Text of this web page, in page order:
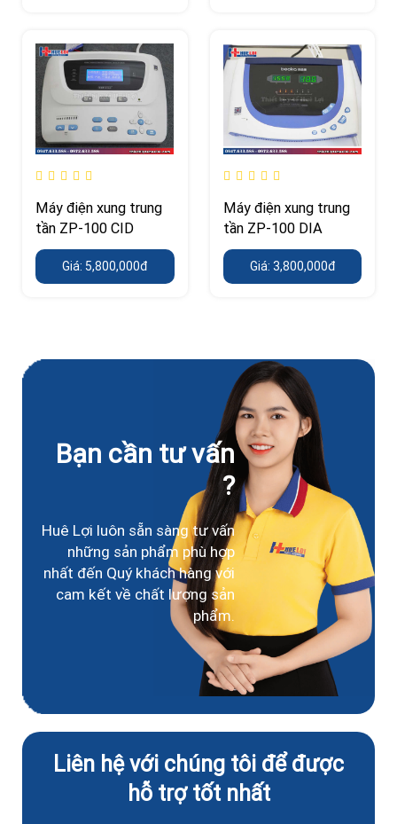
Máy điện xung trung
tần ZP-100 CID
Giá: 5,800,000đ
Máy điện xung trung
tần ZP-100 DIA
Giá: 3,800,000đ
Bạn cần tư vấn
?
Huê Lợi luôn sẵn sàng tư vấn
những sản phẩm phù hợp
nhất đến Quý khách hàng với
cam kết về chất lượng sản
phẩm.
Liên hệ với chúng tôi để được
hỗ trợ tốt nhất